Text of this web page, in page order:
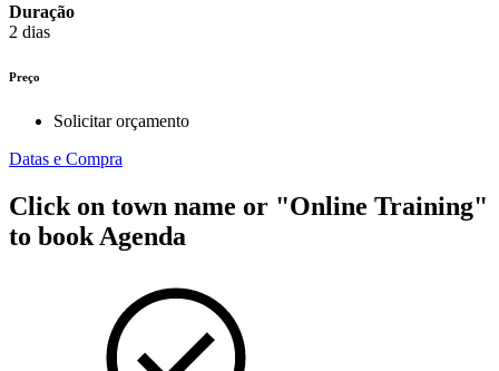
Duração
2 dias
Preço
Solicitar orçamento
Datas e Compra
Click on town name or "Online Training"
to book Agenda